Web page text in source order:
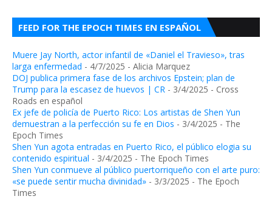
FEED FOR THE EPOCH TIMES EN ESPAÑOL
Muere Jay North, actor infantil de «Daniel el Travieso», tras
larga enfermedad - 4/7/2025 - Alicia Marquez
DOJ publica primera fase de los archivos Epstein; plan de
Trump para la escasez de huevos | CR - 3/4/2025 - Cross
Roads en español
Ex jefe de policía de Puerto Rico: Los artistas de Shen Yun
demuestran a la perfección su fe en Dios - 3/4/2025 - The
Epoch Times
Shen Yun agota entradas en Puerto Rico, el público elogia su
contenido espiritual - 3/4/2025 - The Epoch Times
Shen Yun conmueve al público puertorriqueño con el arte puro:
«se puede sentir mucha divinidad» - 3/3/2025 - The Epoch
Times